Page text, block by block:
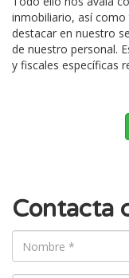
inmobiliario, así
destacar en nuestro
de nuestro personal.
y fiscales específicas
Contacta